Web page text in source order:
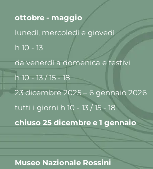
ottobre - maggio
lunedì, mercoledì e giovedì
h 10 - 13
da venerdì a domenica e festivi
h 10 - 13 / 15 - 18
23 dicembre 2025 – 6 gennaio 2026
tutti i giorni h 10 - 13 / 15 - 18
chiuso 25 dicembre e 1 gennaio
Museo Nazionale Rossini